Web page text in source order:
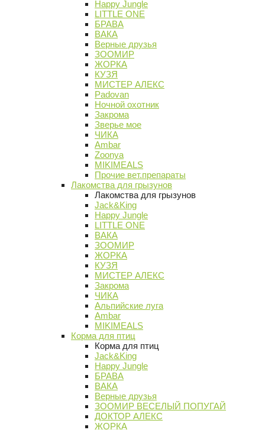
Happy Jungle
LITTLE ONE
БРАВА
ВАКА
Верные друзья
ЗООМИР
ЖОРКА
КУЗЯ
МИСТЕР АЛЕКС
Padovan
Ночной охотник
Закрома
Зверье мое
ЧИКА
Ambar
Zoonya
MIKIMEALS
Прочие вет.препараты
Лакомства для грызунов
Лакомства для грызунов
Jack&King
Happy Jungle
LITTLE ONE
ВАКА
ЗООМИР
ЖОРКА
КУЗЯ
МИСТЕР АЛЕКС
Закрома
ЧИКА
Альпийские луга
Ambar
MIKIMEALS
Корма для птиц
Корма для птиц
Jack&King
Happy Jungle
БРАВА
ВАКА
Верные друзья
ЗООМИР ВЕСЕЛЫЙ ПОПУГАЙ
ДОКТОР АЛЕКС
ЖОРКА